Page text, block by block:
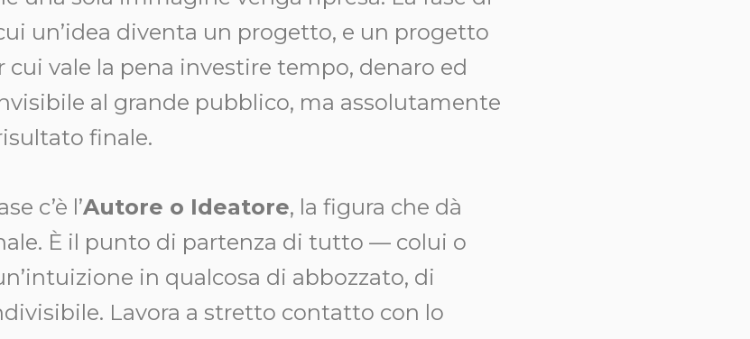
un’idea diventa un progetto, e un progetto
cui vale la pena investire tempo, denaro ed
al grande pubblico, ma assolutamente
finale.
c’è l’Autore o Ideatore, la figura che dà
È il punto di partenza di tutto — colui o
in qualcosa di abbozzato, di
Lavora a stretto contatto con lo